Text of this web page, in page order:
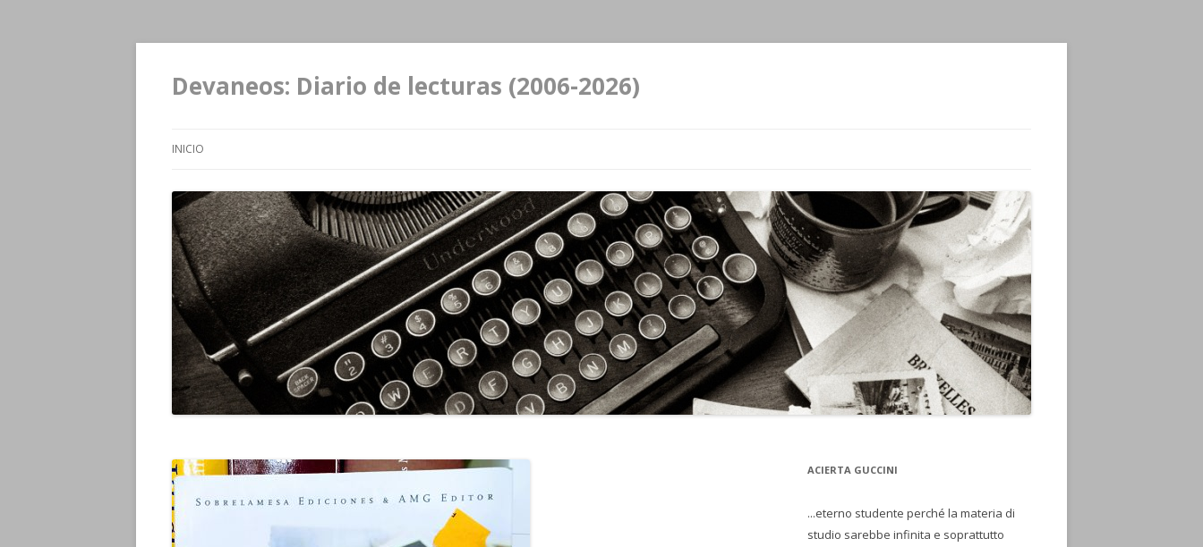
Devaneos: Diario de lecturas (2006-2026)
INICIO
ACIERTA GUCCINI
...eterno studente perché la materia di
studio sarebbe infinita e soprattutto